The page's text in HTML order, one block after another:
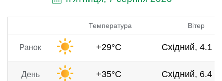
Температура Вітер
Ранок +29°C Східний, 4.1
День +35°C Східний, 6.4